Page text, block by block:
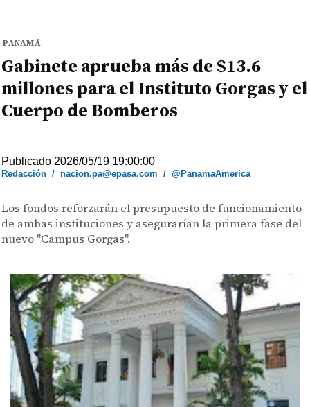
PANAMÁ
Gabinete aprueba más de $13.6
millones para el Instituto Gorgas y el
Cuerpo de Bomberos
Publicado 2026/05/19 19:00:00
Redacción /nacion.pa@epasa.com /@PanamaAmerica
Los fondos reforzarán el presupuesto de funcionamiento
de ambas instituciones y asegurarían la primera fase del
nuevo "Campus Gorgas".